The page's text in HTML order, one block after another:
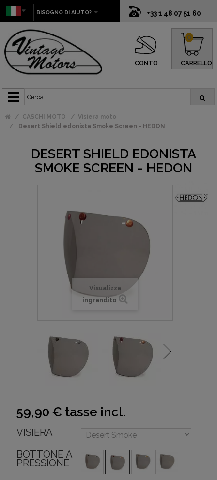
+33 1 48 07 51 60
BISOGNO DI AIUTO?
CONTO CARRELLO
0
CASCHI MOTO
Visiera moto
Desert Shield edonista Smoke Screen - HEDON
DESERT SHIELD EDONISTA
SMOKE SCREEN - HEDON
Visualizza
ingrandito
59,90 € tasse incl.
VISIERA
BOTTONE A
PRESSIONE